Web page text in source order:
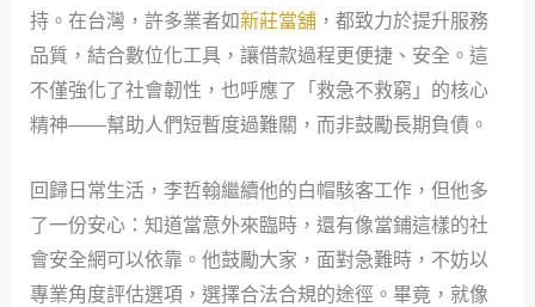
持。在台灣，許多業者如新莊當舖，都致力於提升服務
品質，結合數位化工具，讓借款過程更便捷、安全。這
不僅強化了社會韌性，也呼應了「救急不救窮」的核心
精神——幫助人們短暫度過難關，而非鼓勵長期負債。
回歸日常生活，李哲翰繼續他的白帽駭客工作，但他多
了一份安心：知道當意外來臨時，還有像當鋪這樣的社
會安全網可以依靠。他鼓勵大家，面對急難時，不妨以
專業角度評估選項，選擇合法合規的途徑。畢竟，就像